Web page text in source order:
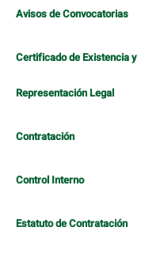
Avisos de Convocatorias
Certificado de Existencia y
Representación Legal
Contratación
Control Interno
Estatuto de Contratación